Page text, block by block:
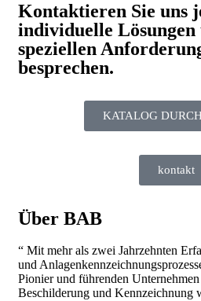
Kontaktieren Sie uns
individuelle
speziellen
besprechen.
KATALOG
kontakt
Über BAB
“ Mit mehr als zwei Jahrzehnten
und
Pionier und führenden
Beschilderung und Kennzeichnung